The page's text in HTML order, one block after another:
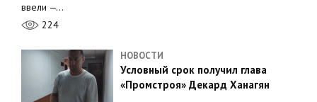
ввели —…
224
НОВОСТИ
Условный срок получил глава
«Промстроя» Декард Ханагян